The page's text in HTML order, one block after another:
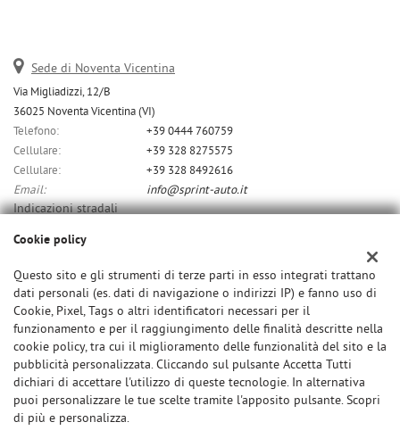
Sede di Noventa Vicentina
Via Migliadizzi, 12/B
36025 Noventa Vicentina (VI)
Telefono:
+39 0444 760759
Cellulare:
+39 328 8275575
Cellulare:
+39 328 8492616
Email:
info@sprint-auto.it
Indicazioni stradali
Dati fiscali:
C.F/P.IVA:01532370291
Cookie policy
Questo sito e gli strumenti di terze parti in esso integrati trattano
dati personali (es. dati di navigazione o indirizzi IP) e fanno uso di
Cookie, Pixel, Tags o altri identificatori necessari per il
funzionamento e per il raggiungimento delle finalità descritte nella
cookie policy, tra cui il miglioramento delle funzionalità del sito e la
pubblicità personalizzata. Cliccando sul pulsante Accetta Tutti
dichiari di accettare l'utilizzo di queste tecnologie. In alternativa
puoi personalizzare le tue scelte tramite l'apposito pulsante. Scopri
di più e personalizza.